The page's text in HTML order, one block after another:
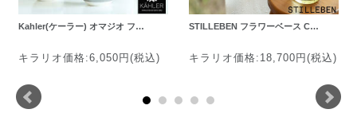
Kahler(ケーラー) オマジオ フ…
キラリオ価格:6,050円(税込)
STILLEBEN フラワーベース C…
キラリオ価格:18,700円(税込)